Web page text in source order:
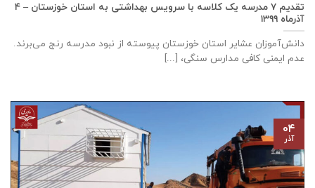
تقدیم ۷ مدرسه یک کلاسه با سرويس بهداشتی به استان خوزستان – ۴
آذر‌ماه ۱۳۹۹
دانش‌آموزان عشایر استان خوزستان پيوسته از نبود مدرسه رنج می‌برند.
عدم ایمنی کافی مدارس سنگی، [...]
۰۴
آذر